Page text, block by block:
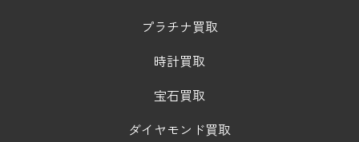
プラチナ買取
時計買取
宝石買取
ダイヤモンド買取